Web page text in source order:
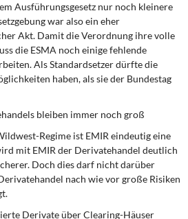
Ausführungsgesetz nur noch kleinere
war also ein eher
Akt. Damit die Verordnung ihre volle
die ESMA noch ei­nige fehlende
Als Standardsetzer dürfte die
haben, als sie der Bundestag
bleiben immer noch groß
Regime ist EMIR eindeutig eine
mit EMIR der Derivatehandel deutlich
Doch dies darf nicht darüber
nach wie vor große Risiken
Derivate über Clearing-Häuser